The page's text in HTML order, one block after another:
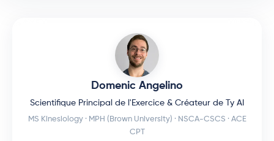
Domenic Angelino
Scientifique Principal de l'Exercice & Créateur de Ty AI
MS Kinesiology · MPH (Brown University) · NSCA-CSCS · ACE
CPT